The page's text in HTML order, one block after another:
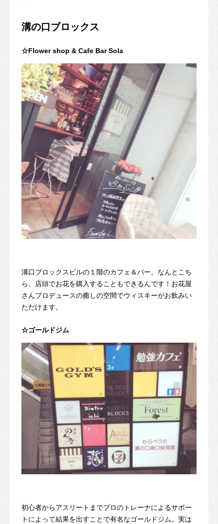
溝の口ブロックス
☆Flower shop & Cafe Bar Sola
溝口ブロックスビルの１階のカフェ＆バー。なんとこち
ら、店頭でお花を購入することもできるんです！お花屋
さんプロデュースの癒しの空間でウィスキーがお飲みい
ただけます。
☆ゴールドジム
初心者からアスリートまでプロのトレーナによるサポー
トによって結果を出すことで有名なゴールドジム。実は